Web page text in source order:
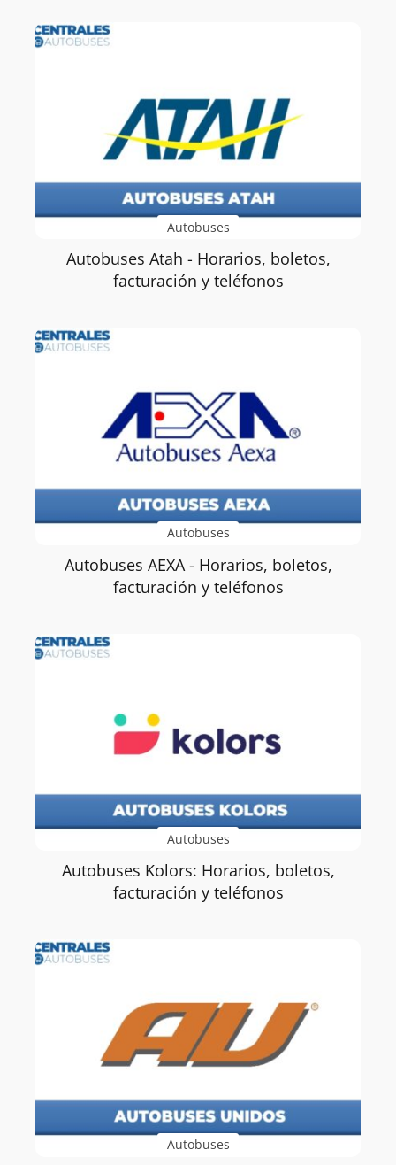
Autobuses
Autobuses Atah - Horarios, boletos,
facturación y teléfonos
Autobuses
Autobuses AEXA - Horarios, boletos,
facturación y teléfonos
Autobuses
Autobuses Kolors: Horarios, boletos,
facturación y teléfonos
Autobuses